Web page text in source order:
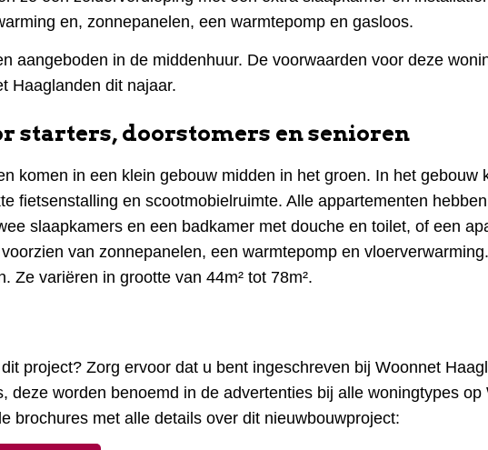
en, zonnepanelen, een warmtepomp en gasloos.
aangeboden in de middenhuur. De voorwaarden voor deze
Haaglanden dit najaar.
starters, doorstomers en senioren
komen in een klein gebouw midden in het groen. In het gebouw
fietsenstalling en scootmobielruimte. Alle appartementen
slaapkamers en een badkamer met douche en toilet, of een
van zonnepanelen, een warmtepomp en
Ze variëren in grootte van 44m² tot 78m².
project? Zorg ervoor dat u bent ingeschreven bij Woonnet
deze worden benoemd in de advertenties bij alle woningtypes op
brochures met alle details over dit nieuwbouwproject: